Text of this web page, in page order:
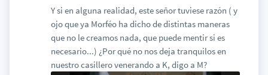
Y si en alguna realidad, este señor tuviese razón ( y
ojo que ya Morféo ha dicho de distintas maneras
que no le creamos nada, que puede mentir si es
necesario...) ¿Por qué no nos deja tranquilos en
nuestro casillero venerando a K, digo a M?